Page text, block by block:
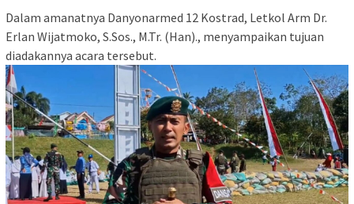
Dalam amanatnya Danyonarmed 12 Kostrad, Letkol Arm Dr.
Erlan Wijatmoko, S.Sos., M.Tr. (Han)., menyampaikan tujuan
diadakannya acara tersebut.